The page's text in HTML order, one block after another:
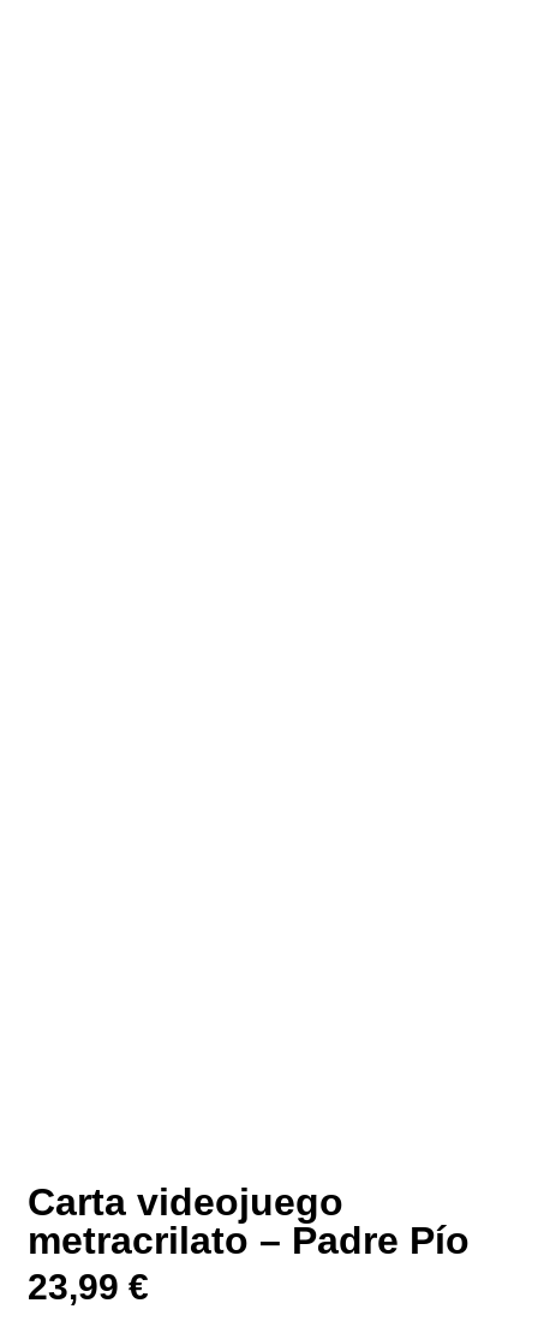
Carta videojuego
metracrilato – Padre Pío
23,99€